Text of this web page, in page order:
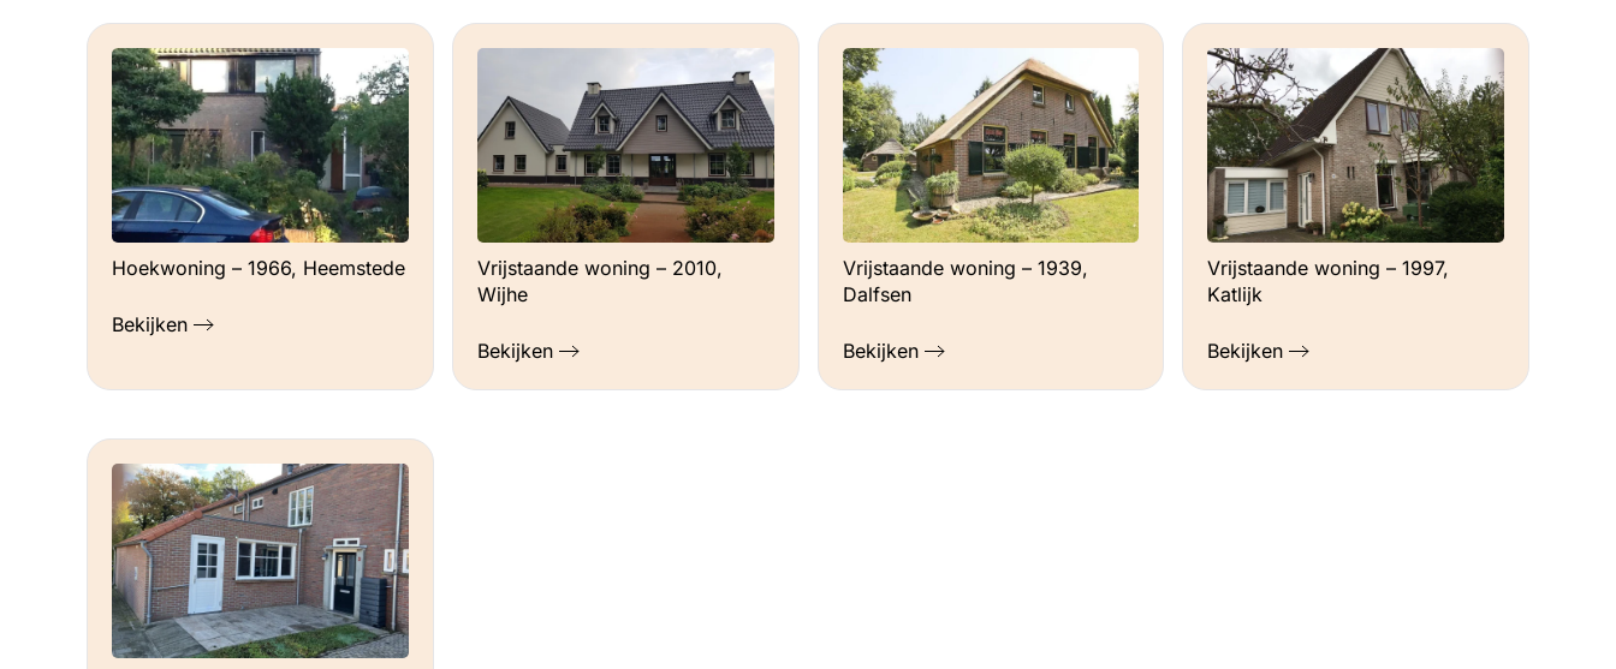
Hoekwoning – 1966, Heemstede
Bekijken
Vrijstaande woning – 2010,
Wijhe
Bekijken
Vrijstaande woning – 1939,
Dalfsen
Bekijken
Vrijstaande woning – 1997,
Katlijk
Bekijken